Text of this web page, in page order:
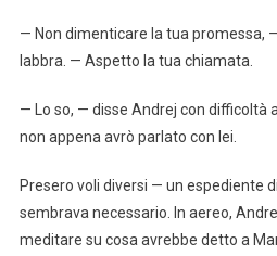
— Non dimenticare la tua promessa,
labbra. — Aspetto la tua chiamata.
— Lo so, — disse Andrej con difficoltà
non appena avrò parlato con lei.
Presero voli diversi — un espediente
sembrava necessario. In aereo,
meditare su cosa avrebbe detto a